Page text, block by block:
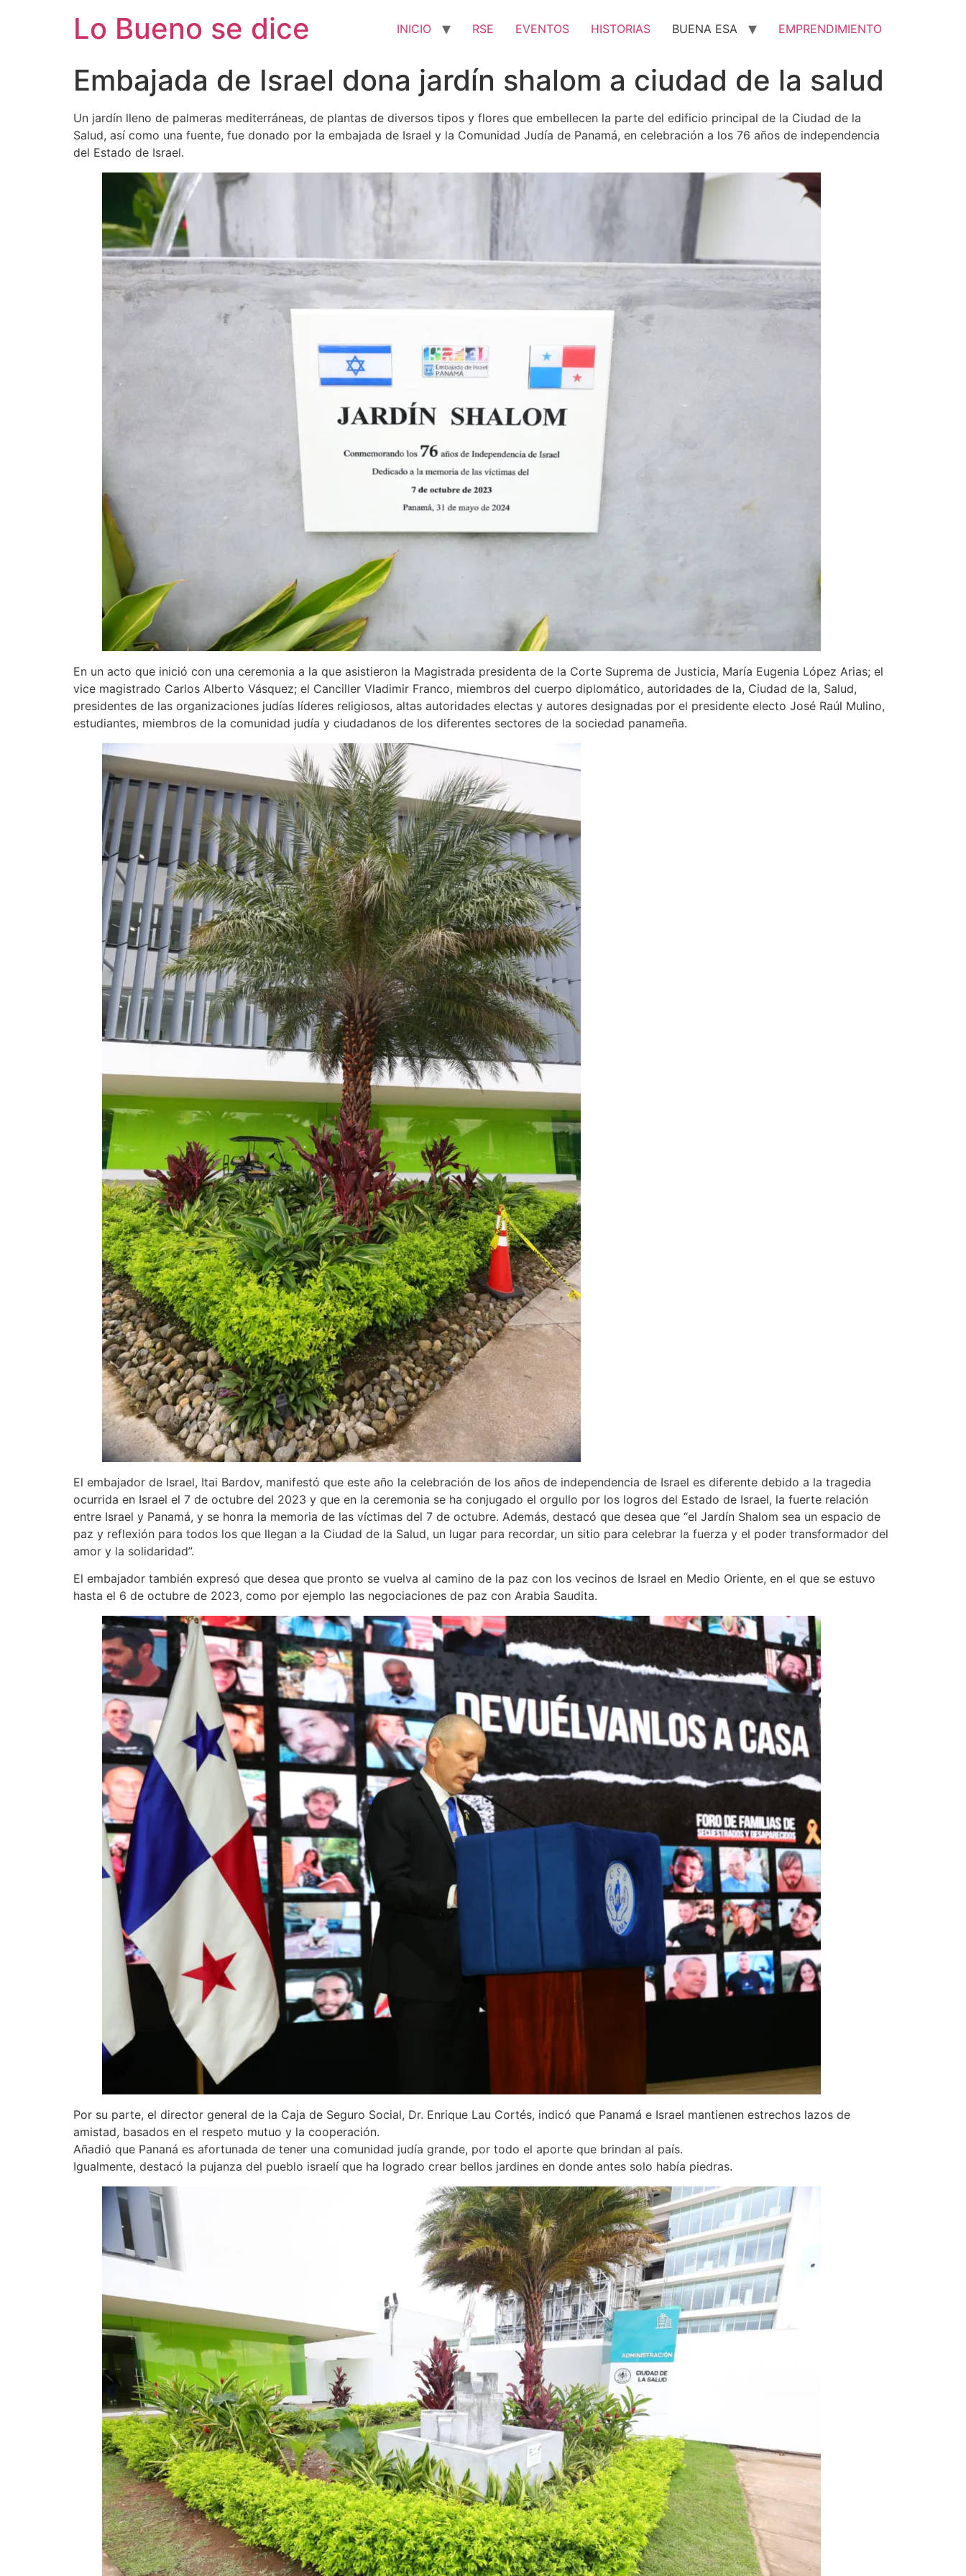
Lo Bueno se dice INICIO RSE EVENTOS HISTORIAS BUENA ESA EMPRENDIMIENTO
Embajada de Israel dona jardín shalom a ciudad de la salud
Un jardín lleno de palmeras mediterráneas, de plantas de diversos tipos y flores que embellecen la parte del edificio principal de la Ciudad de la
Salud, así como una fuente, fue donado por la embajada de Israel y la Comunidad Judía de Panamá, en celebración a los 76 años de independencia
del Estado de Israel.
En un acto que inició con una ceremonia a la que asistieron la Magistrada presidenta de la Corte Suprema de Justicia, María Eugenia López Arias; el
vice magistrado Carlos Alberto Vásquez; el Canciller Vladimir Franco, miembros del cuerpo diplomático, autoridades de la, Ciudad de la, Salud,
presidentes de las organizaciones judías líderes religiosos, altas autoridades electas y autores designadas por el presidente electo José Raúl Mulino,
estudiantes, miembros de la comunidad judía y ciudadanos de los diferentes sectores de la sociedad panameña.
El embajador de Israel, Itai Bardov, manifestó que este año la celebración de los años de independencia de Israel es diferente debido a la tragedia
ocurrida en Israel el 7 de octubre del 2023 y que en la ceremonia se ha conjugado el orgullo por los logros del Estado de Israel, la fuerte relación
entre Israel y Panamá, y se honra la memoria de las víctimas del 7 de octubre. Además, destacó que desea que “el Jardín Shalom sea un espacio de
paz y reflexión para todos los que llegan a la Ciudad de la Salud, un lugar para recordar, un sitio para celebrar la fuerza y el poder transformador del
amor y la solidaridad”.
El embajador también expresó que desea que pronto se vuelva al camino de la paz con los vecinos de Israel en Medio Oriente, en el que se estuvo
hasta el 6 de octubre de 2023, como por ejemplo las negociaciones de paz con Arabia Saudita.
Por su parte, el director general de la Caja de Seguro Social, Dr. Enrique Lau Cortés, indicó que Panamá e Israel mantienen estrechos lazos de
amistad, basados en el respeto mutuo y la cooperación.
Añadió que Pananá es afortunada de tener una comunidad judía grande, por todo el aporte que brindan al país.
Igualmente, destacó la pujanza del pueblo israelí que ha logrado crear bellos jardines en donde antes solo había piedras.